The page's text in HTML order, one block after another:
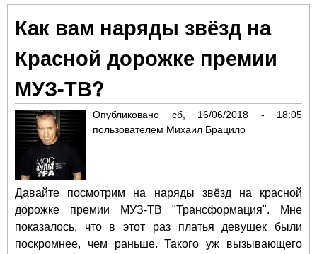
на
Как вам наряды звёзд на
Красной дорожке премии
МУЗ-ТВ?
Опубликовано сб, 16/06/2018 - 18:05
пользователем Михаил Брацило
Давайте посмотрим на наряды звёзд на красной
дорожке премии МУЗ-ТВ "Трансформация". Мне
показалось, что в этот раз платья девушек были
поскромнее, чем раньше. Такого уж вызывающего